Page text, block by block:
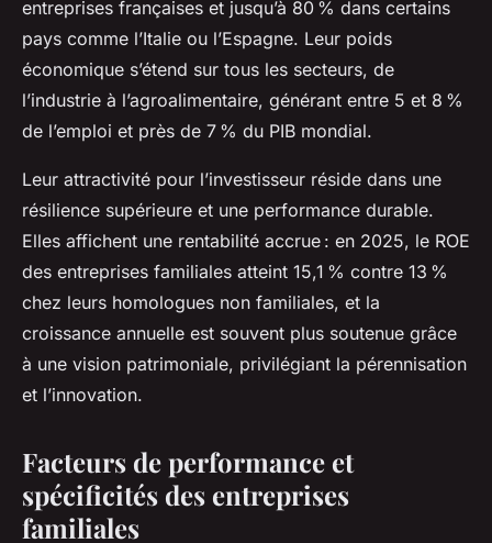
entreprises françaises et jusqu’à 80 % dans certains
pays comme l’Italie ou l’Espagne. Leur poids
économique s’étend sur tous les secteurs, de
l’industrie à l’agroalimentaire, générant entre 5 et 8 %
de l’emploi et près de 7 % du PIB mondial.
Leur attractivité pour l’investisseur réside dans une
résilience supérieure et une performance durable.
Elles affichent une rentabilité accrue : en 2025, le ROE
des entreprises familiales atteint 15,1 % contre 13 %
chez leurs homologues non familiales, et la
croissance annuelle est souvent plus soutenue grâce
à une vision patrimoniale, privilégiant la pérennisation
et l’innovation.
Facteurs de performance et
spécificités des entreprises
familiales